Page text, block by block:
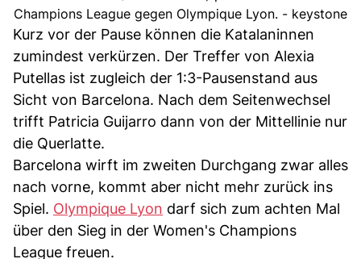
Champions League gegen Olympique Lyon. - keystone
Kurz vor der Pause können die Katalaninnen
zumindest verkürzen. Der Treffer von Alexia
Putellas ist zugleich der 1:3-Pausenstand aus
Sicht von Barcelona. Nach dem Seitenwechsel
trifft Patricia Guijarro dann von der Mittellinie nur
die Querlatte.
Barcelona wirft im zweiten Durchgang zwar alles
nach vorne, kommt aber nicht mehr zurück ins
Spiel. Olympique Lyon darf sich zum achten Mal
über den Sieg in der Women's Champions
League freuen.